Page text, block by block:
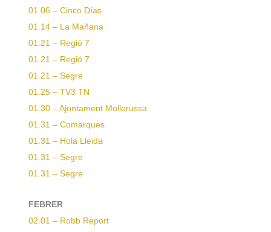
01.06 – Cinco Días
01.14 – La Mañana
01.21 – Regió 7
01.21 – Regió 7
01.21 – Segre
01.25 – TV3 TN
01.30 – Ajuntament Mollerussa
01.31 – Comarques
01.31 – Hola Lleida
01.31 – Segre
01.31 – Segre
FEBRER
02.01 – Robb Report